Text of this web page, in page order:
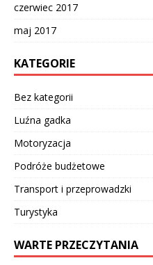
czerwiec 2017
maj 2017
KATEGORIE
Bez kategorii
Luźna gadka
Motoryzacja
Podróże budżetowe
Transport i przeprowadzki
Turystyka
WARTE PRZECZYTANIA